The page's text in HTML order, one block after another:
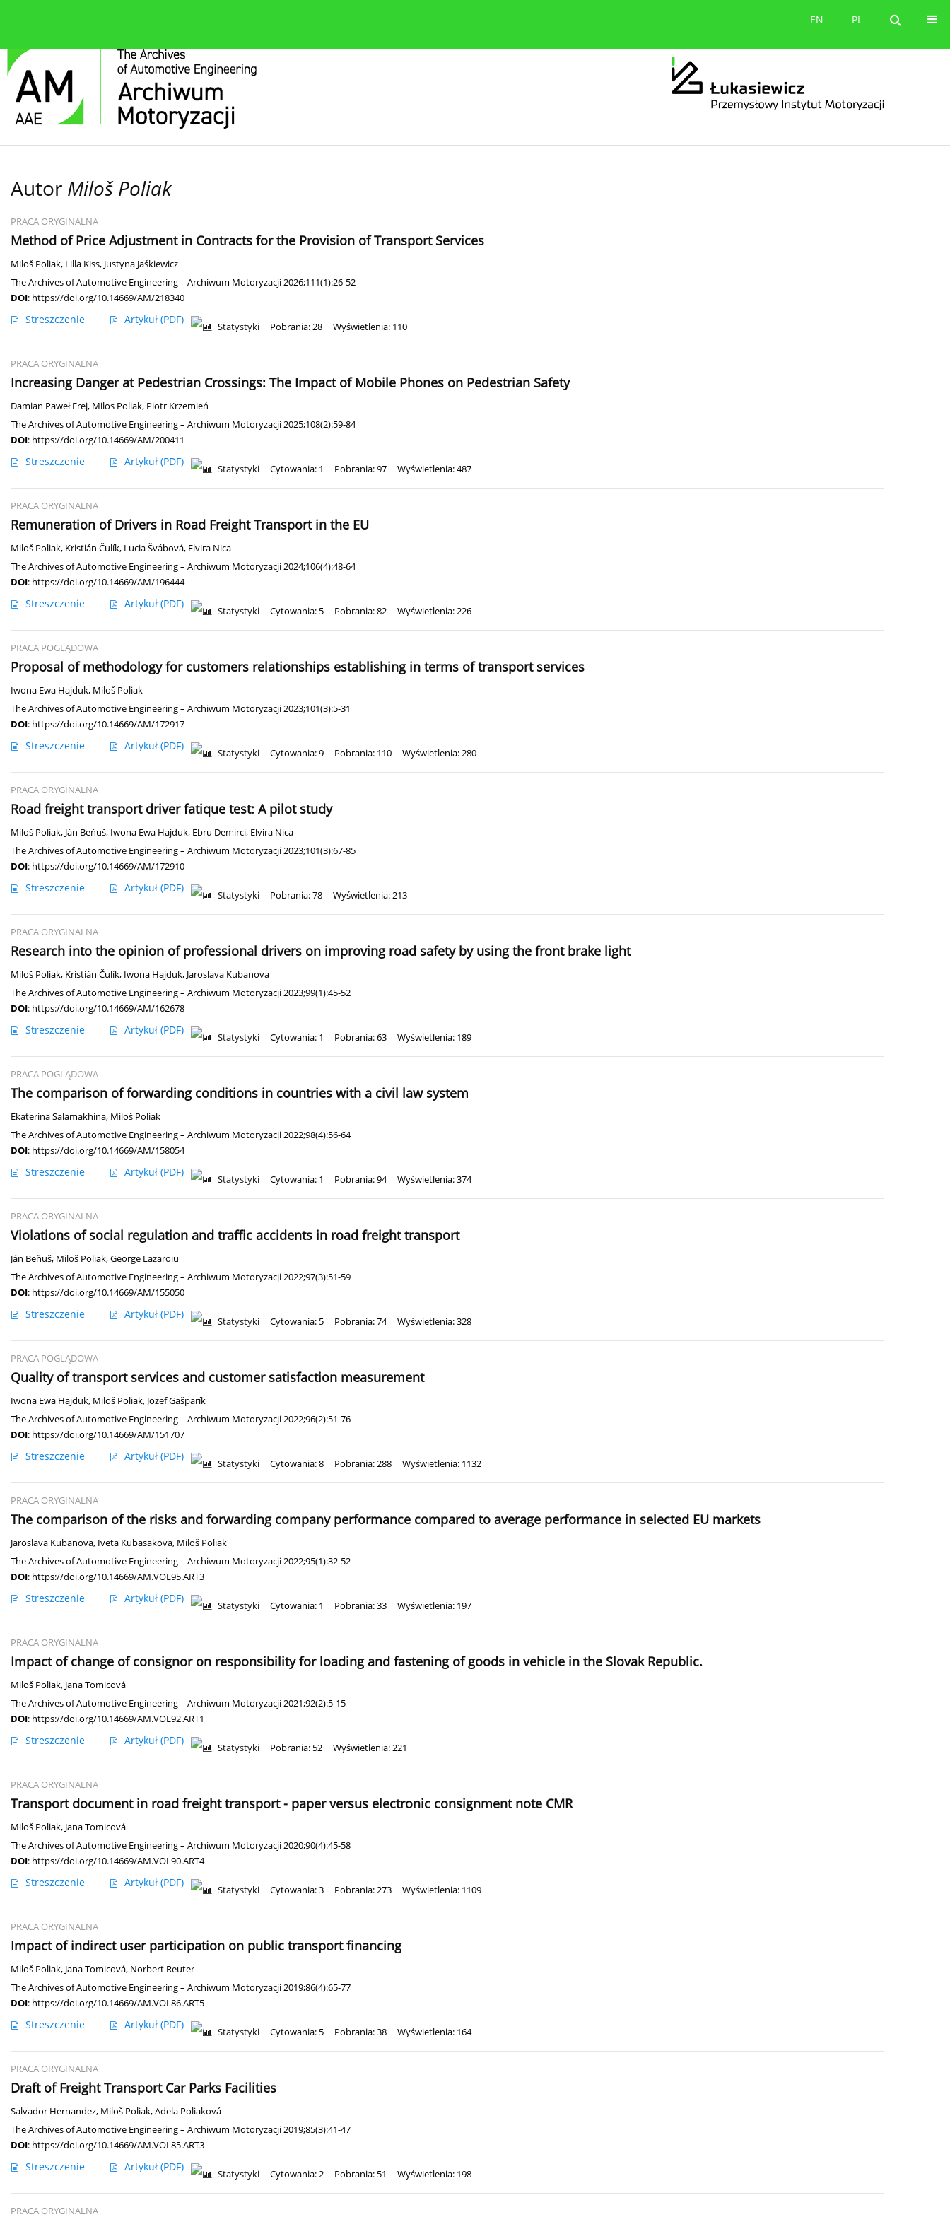
PL
EN PL
EN
Autor Miloš Poliak
PRACA ORYGINALNA
Method of Price Adjustment in Contracts for the Provision of Transport Services
Miloš Poliak, Lilla Kiss, Justyna Jaśkiewicz
The Archives of Automotive Engineering – Archiwum Motoryzacji 2026;111(1):26-52
DOI: https://doi.org/10.14669/AM/218340
Streszczenie Artykuł (PDF)
Statystyki Pobrania: 28 Wyświetlenia: 110
PRACA ORYGINALNA
Increasing Danger at Pedestrian Crossings: The Impact of Mobile Phones on Pedestrian Safety
Damian Paweł Frej, Milos Poliak, Piotr Krzemień
The Archives of Automotive Engineering – Archiwum Motoryzacji 2025;108(2):59-84
DOI: https://doi.org/10.14669/AM/200411
Streszczenie Artykuł (PDF)
Statystyki Cytowania: 1 Pobrania: 97 Wyświetlenia: 487
PRACA ORYGINALNA
Remuneration of Drivers in Road Freight Transport in the EU
Miloš Poliak, Kristián Čulík, Lucia Švábová, Elvira Nica
The Archives of Automotive Engineering – Archiwum Motoryzacji 2024;106(4):48-64
DOI: https://doi.org/10.14669/AM/196444
Streszczenie Artykuł (PDF)
Statystyki Cytowania: 5 Pobrania: 82 Wyświetlenia: 226
PRACA POGLĄDOWA
Proposal of methodology for customers relationships establishing in terms of transport services
Iwona Ewa Hajduk, Miloš Poliak
The Archives of Automotive Engineering – Archiwum Motoryzacji 2023;101(3):5-31
DOI: https://doi.org/10.14669/AM/172917
Streszczenie Artykuł (PDF)
Statystyki Cytowania: 9 Pobrania: 110 Wyświetlenia: 280
PRACA ORYGINALNA
Road freight transport driver fatique test: A pilot study
Miloš Poliak, Ján Beňuš, Iwona Ewa Hajduk, Ebru Demirci, Elvira Nica
The Archives of Automotive Engineering – Archiwum Motoryzacji 2023;101(3):67-85
DOI: https://doi.org/10.14669/AM/172910
Streszczenie Artykuł (PDF)
Statystyki Pobrania: 78 Wyświetlenia: 213
PRACA ORYGINALNA
Research into the opinion of professional drivers on improving road safety by using the front brake light
Miloš Poliak, Kristián Čulík, Iwona Hajduk, Jaroslava Kubanova
The Archives of Automotive Engineering – Archiwum Motoryzacji 2023;99(1):45-52
DOI: https://doi.org/10.14669/AM/162678
Streszczenie Artykuł (PDF)
Statystyki Cytowania: 1 Pobrania: 63 Wyświetlenia: 189
PRACA POGLĄDOWA
The comparison of forwarding conditions in countries with a civil law system
Ekaterina Salamakhina, Miloš Poliak
The Archives of Automotive Engineering – Archiwum Motoryzacji 2022;98(4):56-64
DOI: https://doi.org/10.14669/AM/158054
Streszczenie Artykuł (PDF)
Statystyki Cytowania: 1 Pobrania: 94 Wyświetlenia: 374
PRACA ORYGINALNA
Violations of social regulation and traffic accidents in road freight transport
Ján Beňuš, Miloš Poliak,George Lazaroiu
The Archives of Automotive Engineering – Archiwum Motoryzacji 2022;97(3):51-59
DOI: https://doi.org/10.14669/AM/155050
Streszczenie Artykuł (PDF)
Statystyki Cytowania: 5 Pobrania: 74 Wyświetlenia: 328
PRACA POGLĄDOWA
Quality of transport services and customer satisfaction measurement
Iwona Ewa Hajduk, Miloš Poliak, Jozef Gašparík
The Archives of Automotive Engineering – Archiwum Motoryzacji 2022;96(2):51-76
DOI: https://doi.org/10.14669/AM/151707
Streszczenie Artykuł (PDF)
Statystyki Cytowania: 8 Pobrania: 288 Wyświetlenia: 1132
PRACA ORYGINALNA
The comparison of the risks and forwarding company performance compared to average performance in selected EU markets
Jaroslava Kubanova, Iveta Kubasakova, Miloš Poliak
The Archives of Automotive Engineering – Archiwum Motoryzacji 2022;95(1):32-52
DOI: https://doi.org/10.14669/AM.VOL95.ART3
Streszczenie Artykuł (PDF)
Statystyki Cytowania: 1 Pobrania: 33 Wyświetlenia: 197
PRACA ORYGINALNA
Impact of change of consignor on responsibility for loading and fastening of goods in vehicle in the Slovak Republic.
Miloš Poliak, Jana Tomicová
The Archives of Automotive Engineering – Archiwum Motoryzacji 2021;92(2):5-15
DOI: https://doi.org/10.14669/AM.VOL92.ART1
Streszczenie Artykuł (PDF)
Statystyki Pobrania: 52 Wyświetlenia: 221
PRACA ORYGINALNA
Transport document in road freight transport - paper versus electronic consignment note CMR
Miloš Poliak, Jana Tomicová
The Archives of Automotive Engineering – Archiwum Motoryzacji 2020;90(4):45-58
DOI: https://doi.org/10.14669/AM.VOL90.ART4
Streszczenie Artykuł (PDF)
Statystyki Cytowania: 3 Pobrania: 273 Wyświetlenia: 1109
PRACA ORYGINALNA
Impact of indirect user participation on public transport financing
Miloš Poliak, Jana Tomicová, Norbert Reuter
The Archives of Automotive Engineering – Archiwum Motoryzacji 2019;86(4):65-77
DOI: https://doi.org/10.14669/AM.VOL86.ART5
Streszczenie Artykuł (PDF)
Statystyki Cytowania: 5 Pobrania: 38 Wyświetlenia: 164
PRACA ORYGINALNA
Draft of Freight Transport Car Parks Facilities
Salvador Hernandez, Miloš Poliak,Adela Poliaková
The Archives of Automotive Engineering – Archiwum Motoryzacji 2019;85(3):41-47
DOI: https://doi.org/10.14669/AM.VOL85.ART3
Streszczenie Artykuł (PDF)
Statystyki Cytowania: 2 Pobrania: 51 Wyświetlenia: 198
PRACA ORYGINALNA